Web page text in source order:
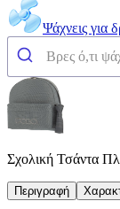
Ψάχνεις για
Σχολική Τσάντα
Περιγραφή